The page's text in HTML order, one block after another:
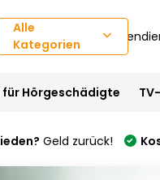
Alle
Kategorien
für Hörgeschädigte
Geld zurück!